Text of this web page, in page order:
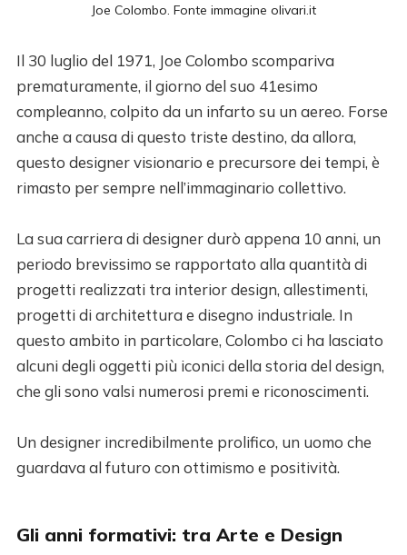
Joe Colombo. Fonte immagine olivari.it
Il 30 luglio del 1971, Joe Colombo scompariva
prematuramente, il giorno del suo 41esimo
compleanno, colpito da un infarto su un aereo. Forse
anche a causa di questo triste destino, da allora,
questo designer visionario e precursore dei tempi, è
rimasto per sempre nell’immaginario collettivo.
La sua carriera di designer durò appena 10 anni, un
periodo brevissimo se rapportato alla quantità di
progetti realizzati tra interior design, allestimenti,
progetti di architettura e disegno industriale. In
questo ambito in particolare, Colombo ci ha lasciato
alcuni degli oggetti più iconici della storia del design,
che gli sono valsi numerosi premi e riconoscimenti.
Un designer incredibilmente prolifico, un uomo che
guardava al futuro con ottimismo e positività.
Gli anni formativi: tra Arte e Design